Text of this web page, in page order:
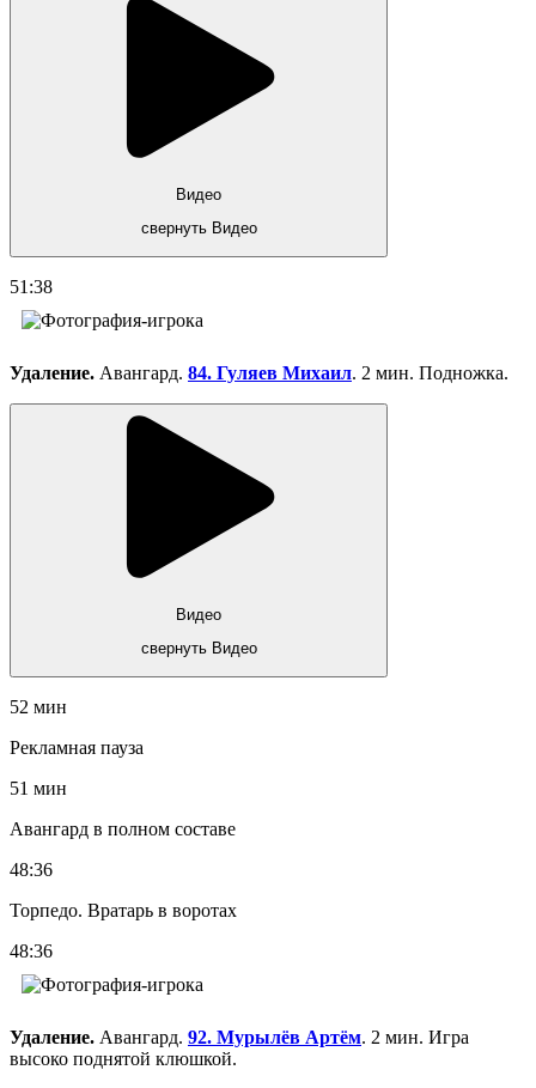
Видео
свернуть Видео
51:38
Удаление. Авангард. 84. Гуляев Михаил. 2 мин. Подножка.
Видео
свернуть Видео
52 мин
Рекламная пауза
51 мин
Авангард в полном составе
48:36
Торпедо. Вратарь в воротах
48:36
Удаление. Авангард. 92. Мурылёв Артём. 2 мин. Игра
высоко поднятой клюшкой.